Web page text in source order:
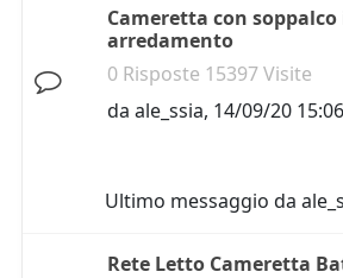
Cameretta con soppalco
arredamento
0 Risposte 15397 Visite
da ale_ssia, 14/09/20 15:06
Ultimo messaggio da
Rete Letto Cameretta